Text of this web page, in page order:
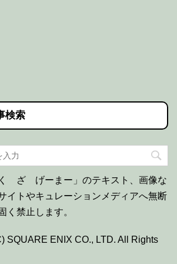
検索
ざ げーまー」のテキスト、画像な
イトやキュレーションメディアへ無断
く禁止します。
SQUARE ENIX CO., LTD. All Rights